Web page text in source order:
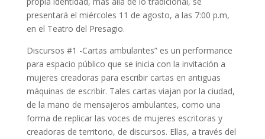
presentará el miércoles 11 de agosto, a las 7:00 p.m,
en el Teatro del Presagio.
Discursos #1 -Cartas ambulantes” es un performance
para espacio público que se inicia con la invitación a
mujeres creadoras para escribir cartas en antiguas
máquinas de escribir. Tales cartas viajan por la ciudad,
de la mano de mensajeros ambulantes, como una
forma de replicar las voces de mujeres escritoras y
creadoras de territorio, de discursos. Ellas, a través del